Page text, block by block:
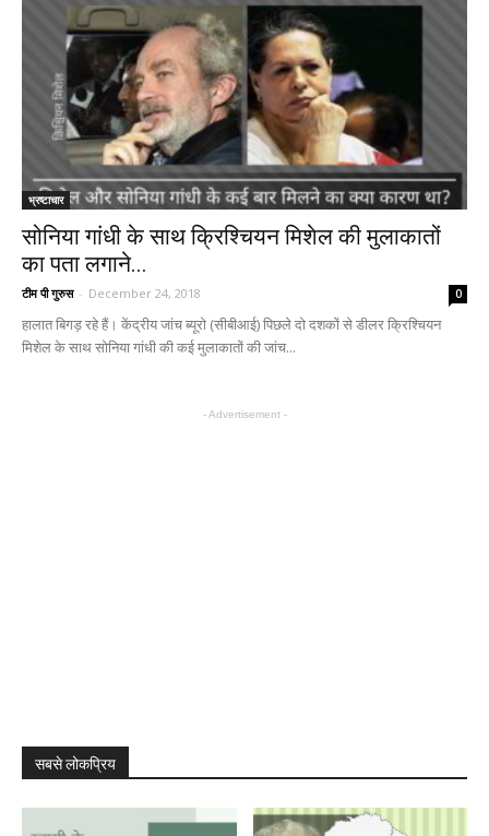
भ्रष्टाचार
सोनिया गांधी के साथ क्रिश्चियन मिशेल की मुलाकातों
का पता लगाने...
टीम पी गुरुस - December 24, 2018 0
हालात बिगड़ रहे हैं। केंद्रीय जांच ब्यूरो (सीबीआई) पिछले दो दशकों से डीलर क्रिश्चियन
मिशेल के साथ सोनिया गांधी की कई मुलाकातों की जांच...
- Advertisement -
सबसे लोकप्रिय